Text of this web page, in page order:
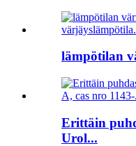
lämpötilan
Erittäin
Urol...